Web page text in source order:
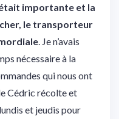
importante et la
le transporteur
. Je n’avais
nécessaire à la
qui nous ont
Cédric récolte et
et jeudis pour